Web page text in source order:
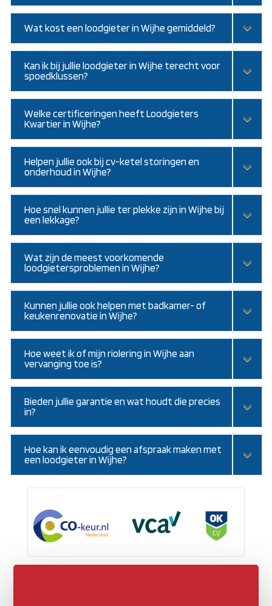
Wat kost een loodgieter in Wijhe gemiddeld?
Kan ik bij jullie loodgieter in Wijhe terecht voor
spoedklussen?
Welke certificeringen heeft Loodgieters
Kwartier in Wijhe?
Helpen jullie ook bij cv-ketel storingen en
onderhoud in Wijhe?
Hoe snel kunnen jullie ter plekke zijn in Wijhe bij
een lekkage?
Wat zijn de meest voorkomende
loodgietersproblemen in Wijhe?
Kunnen jullie ook helpen met badkamer- of
keukenrenovatie in Wijhe?
Hoe weet ik of mijn riolering in Wijhe aan
vervanging toe is?
Bieden jullie garantie en wat houdt die precies
in?
Hoe kan ik eenvoudig een afspraak maken met
een loodgieter in Wijhe?